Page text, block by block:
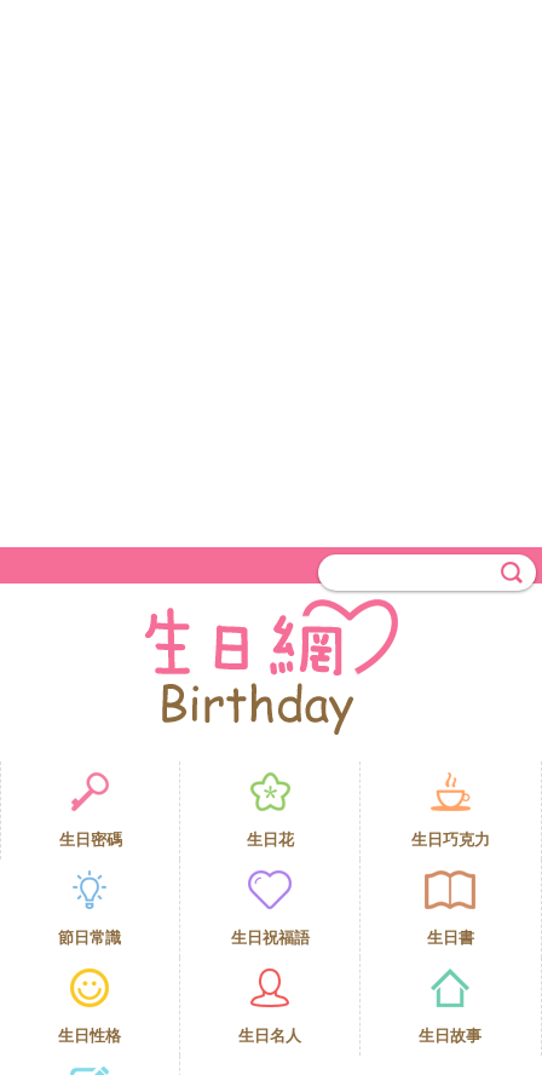
生日密碼 生日花 生日巧克力
節日常識 生日祝福語 生日書
生日性格 生日名人 生日故事